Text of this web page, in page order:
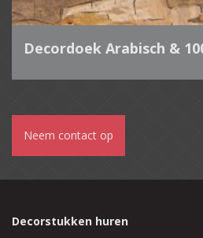
Decordoek Arabisch &
Neem contact op
Decorstukken huren